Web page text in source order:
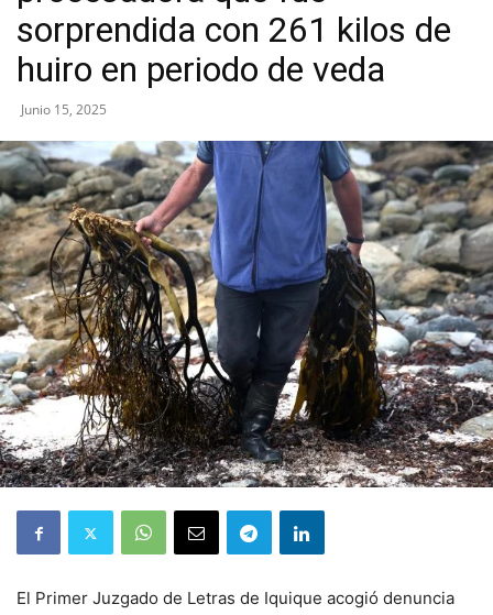
sorprendida con 261 kilos de
huiro en periodo de veda
Junio 15, 2025
El Primer Juzgado de Letras de Iquique acogió denuncia